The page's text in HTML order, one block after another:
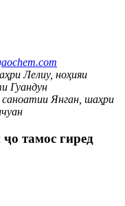
Лелиу, ноҳияи
Гуандун
Янган, шаҳри
тамос гиред